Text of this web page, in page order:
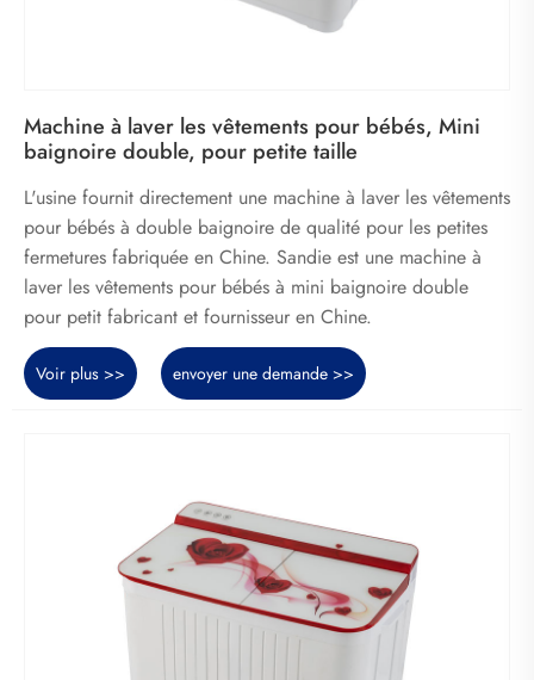
Machine à laver les vêtements pour bébés, Mini
baignoire double, pour petite taille
L'usine fournit directement une machine à laver les vêtements
pour bébés à double baignoire de qualité pour les petites
fermetures fabriquée en Chine. Sandie est une machine à
laver les vêtements pour bébés à mini baignoire double
pour petit fabricant et fournisseur en Chine.
Voir plus >> envoyer une demande >>